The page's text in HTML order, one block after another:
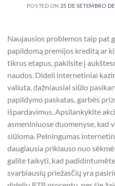
POSTED ON 25 DE SETEMBRO
Naujausios problemos taip pat
papildomą premijos kreditą ar
tikrus etapus, pakilsite į
naudos. Dideli internetiniai
valiuta, dažniausiai siūlo
papildymo paskatas, garbės
išpardavimus. Apsilankykite
asmeniniuose duomenyse, kad
siūloma. Pelningumas
daugiausia priklauso nuo
galite taikyti, kad
svarbiausių priežasčių yra